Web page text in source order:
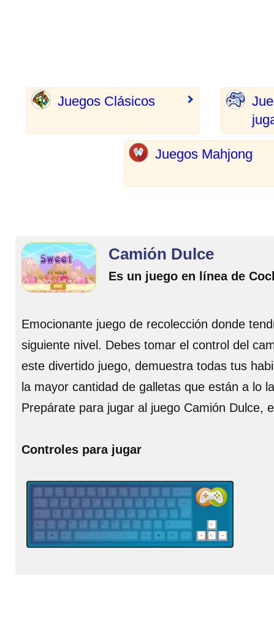
Juegos Clásicos
Juegos Mahjong
Camión Dulce
Es un juego en línea de
Emocionante juego de recolección donde
siguiente nivel. Debes tomar el control del
este divertido juego, demuestra todas tus
la mayor cantidad de galletas que están a lo
Prepárate para jugar al juego Camión Dulce,
Controles para jugar